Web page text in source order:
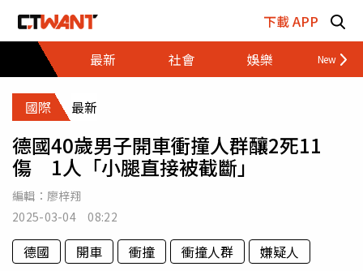
下載 APP
最新
社會 娛樂 財經
國際 最新
德國40歲男子開車衝撞人群釀2死11
傷 1人「小腿直接被截斷」
編輯： 廖梓翔
2025-03-04 08:22
德國 開車 衝撞 衝撞人群
嫌疑人